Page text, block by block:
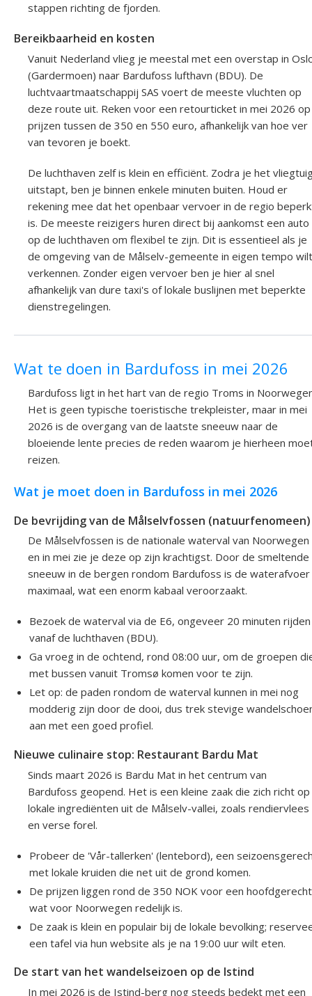
stappen richting de fjorden.
Bereikbaarheid en kosten
Vanuit Nederland vlieg je meestal met een overstap in
(Gardermoen) naar Bardufoss lufthavn (BDU). De
luchtvaartmaatschappij SAS voert de meeste vluchten op
deze route uit. Reken voor een retourticket in mei 2026 op
prijzen tussen de 350 en 550 euro, afhankelijk van hoe ver
van tevoren je boekt.
De luchthaven zelf is klein en efficiënt. Zodra je het
uitstapt, ben je binnen enkele minuten buiten. Houd er
rekening mee dat het openbaar vervoer in de regio
is. De meeste reizigers huren direct bij aankomst een auto
op de luchthaven om flexibel te zijn. Dit is essentieel als je
de omgeving van de Målselv-gemeente in eigen tempo wilt
verkennen. Zonder eigen vervoer ben je hier al snel
afhankelijk van dure taxi's of lokale buslijnen met beperkte
dienstregelingen.
Wat te doen in Bardufoss in mei 2026
Bardufoss ligt in het hart van de regio Troms in
Het is geen typische toeristische trekpleister, maar in mei
2026 is de overgang van de laatste sneeuw naar de
bloeiende lente precies de reden waarom je hierheen
reizen.
Wat je moet doen in Bardufoss in mei 2026
De bevrijding van de Målselvfossen (natuurfenomeen)
De Målselvfossen is de nationale waterval van Noorwegen
en in mei zie je deze op zijn krachtigst. Door de smeltende
sneeuw in de bergen rondom Bardufoss is de waterafvoer
maximaal, wat een enorm kabaal veroorzaakt.
Bezoek de waterval via de E6, ongeveer 20 minuten rijden
vanaf de luchthaven (BDU).
Ga vroeg in de ochtend, rond 08:00 uur, om de groepen
met bussen vanuit Tromsø komen voor te zijn.
Let op: de paden rondom de waterval kunnen in mei nog
modderig zijn door de dooi, dus trek stevige
aan met een goed profiel.
Nieuwe culinaire stop: Restaurant Bardu Mat
Sinds maart 2026 is Bardu Mat in het centrum van
Bardufoss geopend. Het is een kleine zaak die zich richt op
lokale ingrediënten uit de Målselv-vallei, zoals rendiervlees
en verse forel.
Probeer de 'Vår-tallerken' (lentebord), een
met lokale kruiden die net uit de grond komen.
De prijzen liggen rond de 350 NOK voor een
wat voor Noorwegen redelijk is.
De zaak is klein en populair bij de lokale bevolking;
een tafel via hun website als je na 19:00 uur wilt eten.
De start van het wandelseizoen op de Istind
In mei 2026 is de Istind-berg nog steeds bedekt met een